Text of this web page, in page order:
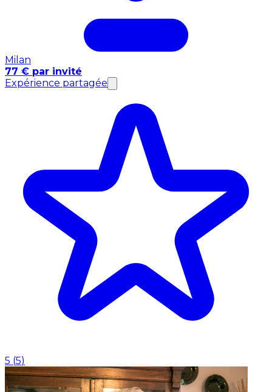
Milan
77 € par invité
Expérience partagée
5 (5)